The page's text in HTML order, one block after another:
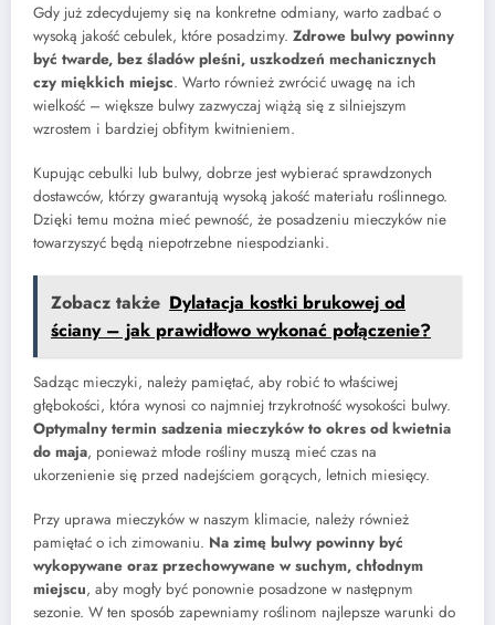
Gdy już zdecydujemy się na konkretne odmiany, warto zadbać o
wysoką jakość cebulek, które posadzimy. Zdrowe bulwy powinny
być twarde, bez śladów pleśni, uszkodzeń mechanicznych
czy miękkich miejsc. Warto również zwrócić uwagę na ich
wielkość – większe bulwy zazwyczaj wiążą się z silniejszym
wzrostem i bardziej obfitym kwitnieniem.
Kupując cebulki lub bulwy, dobrze jest wybierać sprawdzonych
dostawców, którzy gwarantują wysoką jakość materiału roślinnego.
Dzięki temu można mieć pewność, że posadzeniu mieczyków nie
towarzyszyć będą niepotrzebne niespodzianki.
Zobacz także Dylatacja kostki brukowej od
ściany – jak prawidłowo wykonać połączenie?
Sadząc mieczyki, należy pamiętać, aby robić to właściwej
głębokości, która wynosi co najmniej trzykrotność wysokości bulwy.
Optymalny termin sadzenia mieczyków to okres od kwietnia
do maja, ponieważ młode rośliny muszą mieć czas na
ukorzenienie się przed nadejściem gorących, letnich miesięcy.
Przy uprawa mieczyków w naszym klimacie, należy również
pamiętać o ich zimowaniu. Na zimę bulwy powinny być
wykopywane oraz przechowywane w suchym, chłodnym
miejscu, aby mogły być ponownie posadzone w następnym
sezonie. W ten sposób zapewniamy roślinom najlepsze warunki do